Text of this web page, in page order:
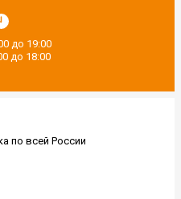
до 19:00
до 18:00
по всей России